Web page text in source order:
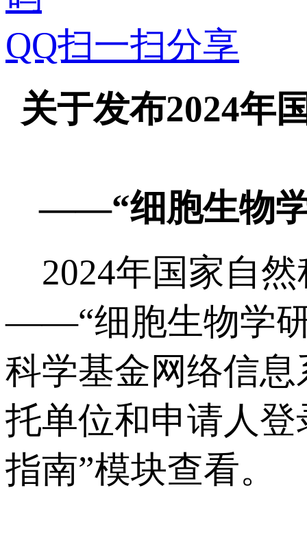
QQ扫一扫分享
关于发布2024年
——“细胞生物学
2024年国家自然
——“细胞生物学研
科学基金网络信息
托单位和申请人
指南”模块查看。